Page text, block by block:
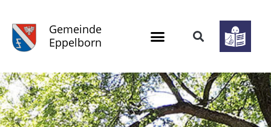
Gemeinde
Eppelborn